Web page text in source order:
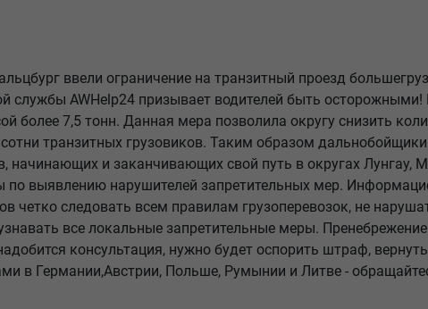
ввели ограничение на транзитный проезд
AWHelp24 призывает водителей быть осторожными!
более 7,5 тонн. Данная мера позволила округу снизить
транзитных грузовиков. Таким образом
начинающих и заканчивающих свой путь в округах Лунгау,
по выявлению нарушителей запретительных мер.
четко следовать всем правилам грузоперевозок, не
все локальные запретительные меры.
консультация, нужно будет оспорить штраф,
в Германии,Австрии, Польше, Румынии и Литве -